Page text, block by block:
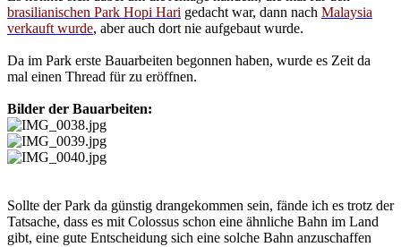
brasilianischen Park Hopi Hari gedacht war, dann nach Malaysia
verkauft wurde, aber auch dort nie aufgebaut wurde.
Da im Park erste Bauarbeiten begonnen haben, wurde es Zeit da
mal einen Thread für zu eröffnen.
Bilder der Bauarbeiten:
Sollte der Park da günstig drangekommen sein, fände ich es trotz der
Tatsache, dass es mit Colossus schon eine ähnliche Bahn im Land
gibt, eine gute Entscheidung sich eine solche Bahn anzuschaffen